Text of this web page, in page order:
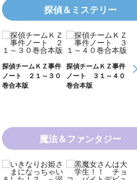
探偵＆ミステリー
探偵チームＫＺ事件
ノート ３１～４０
巻合本版
探偵チームＫＺ事件
ノート １１～２０
巻合本版
魔法＆ファンタジー